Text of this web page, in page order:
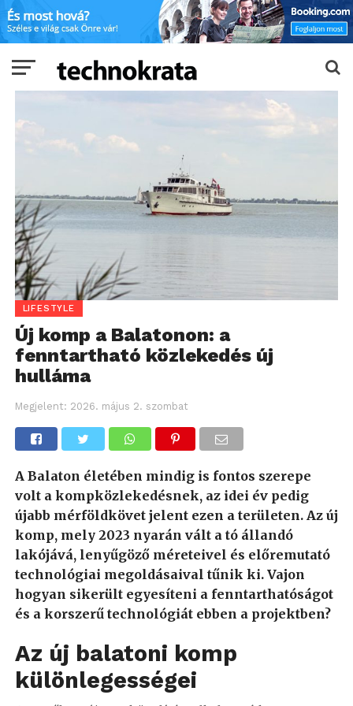
LIFESTYLE
Új komp a Balatonon: a
fenntartható közlekedés új
hulláma
Megjelent: 2026. május 2. szombat
A Balaton életében mindig is fontos szerepe
volt a kompközlekedésnek, az idei év pedig
újabb mérföldkövet jelent ezen a területen. Az új
komp, mely 2023 nyarán vált a tó állandó
lakójává, lenyűgöző méreteivel és előremutató
technológiai megoldásaival tűnik ki. Vajon
hogyan sikerült egyesíteni a fenntarthatóságot
és a korszerű technológiát ebben a projektben?
Az új balatoni komp
különlegességei